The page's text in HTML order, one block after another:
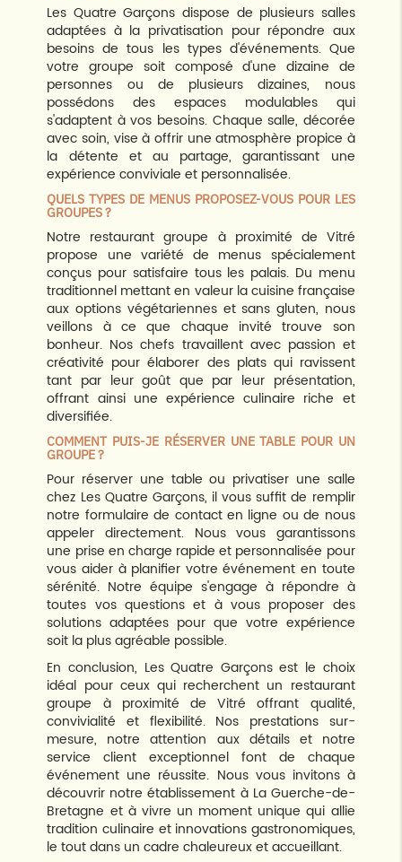
Les Quatre Garçons dispose de plusieurs salles
adaptées à la privatisation pour répondre aux
besoins de tous les types d'événements. Que
votre groupe soit composé d'une dizaine de
personnes ou de plusieurs dizaines, nous
possédons des espaces modulables qui
s'adaptent à vos besoins. Chaque salle, décorée
avec soin, vise à offrir une atmosphère propice à
la détente et au partage, garantissant une
expérience conviviale et personnalisée.
QUELS TYPES DE MENUS PROPOSEZ-VOUS POUR LES
GROUPES ?
Notre restaurant groupe à proximité de Vitré
propose une variété de menus spécialement
conçus pour satisfaire tous les palais. Du menu
traditionnel mettant en valeur la cuisine française
aux options végétariennes et sans gluten, nous
veillons à ce que chaque invité trouve son
bonheur. Nos chefs travaillent avec passion et
créativité pour élaborer des plats qui ravissent
tant par leur goût que par leur présentation,
offrant ainsi une expérience culinaire riche et
diversifiée.
COMMENT PUIS-JE RÉSERVER UNE TABLE POUR UN
GROUPE ?
Pour réserver une table ou privatiser une salle
chez Les Quatre Garçons, il vous suffit de remplir
notre formulaire de contact en ligne ou de nous
appeler directement. Nous vous garantissons
une prise en charge rapide et personnalisée pour
vous aider à planifier votre événement en toute
sérénité. Notre équipe s'engage à répondre à
toutes vos questions et à vous proposer des
solutions adaptées pour que votre expérience
soit la plus agréable possible.
En conclusion, Les Quatre Garçons est le choix
idéal pour ceux qui recherchent un restaurant
groupe à proximité de Vitré offrant qualité,
convivialité et flexibilité. Nos prestations sur-
mesure, notre attention aux détails et notre
service client exceptionnel font de chaque
événement une réussite. Nous vous invitons à
découvrir notre établissement à La Guerche-de-
Bretagne et à vivre un moment unique qui allie
tradition culinaire et innovations gastronomiques,
le tout dans un cadre chaleureux et accueillant.